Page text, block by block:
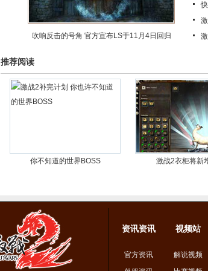
吹响反击的号角 官方宣布LS于11月4日回归
推荐阅读
你不知道的世界BOSS 激战2衣柜将新
资讯资讯
官方资讯
视频站
解说视频